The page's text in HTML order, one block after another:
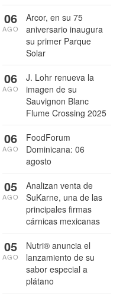
Arcor, en su 75
aniversario inaugura
su primer Parque
Solar
06
AGO
J. Lohr renueva la
imagen de su
Sauvignon Blanc
Flume Crossing 2025
06
AGO
FoodForum
Dominicana: 06
agosto
06
AGO
Analizan venta de
SuKarne, una de las
principales firmas
cárnicas mexicanas
05
AGO
Nutri® anuncia el
lanzamiento de su
sabor especial a
plátano
05
AGO